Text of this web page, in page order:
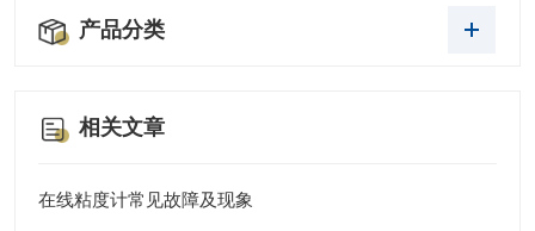
产品分类
相关文章
在线粘度计常见故障及现象